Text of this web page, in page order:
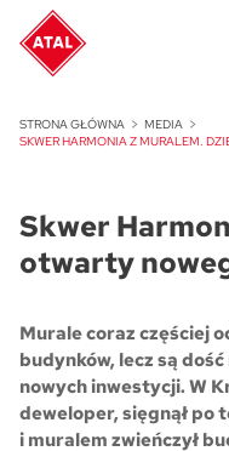
STRONA GŁÓWNA
MEDIA
SKWER HARMONIA Z MURALEM.
Skwer
otwarty
Murale coraz częściej
budynków, lecz są
nowych inwestycji. W
deweloper, sięgnął
i muralem zwieńczył
ATAL Unii
ATAL Ville
NOWOŚĆ
Polecaj i zyskaj
NOWOŚĆ
ATAL